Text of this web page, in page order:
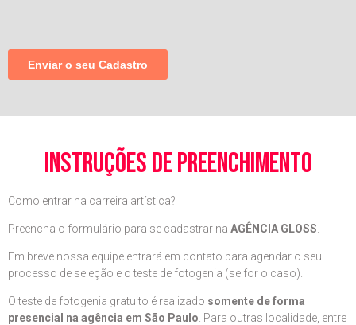
instruções de preenchimento
Como entrar na carreira artística?
Preencha o formulário para se cadastrar na AGÊNCIA GLOSS
Em breve nossa equipe entrará em contato para agendar o seu
processo de seleção e o teste de fotogenia (se for o caso).
O teste de fotogenia gratuito é realizado somente de forma
presencial na agência em São Paulo . Para outras localidade, entre